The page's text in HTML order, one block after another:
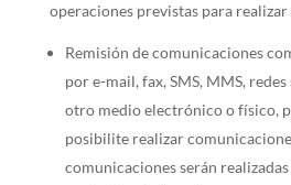
operaciones previstas para
Remisión de comunicaciones
por e-mail, fax, SMS, MMS,
otro medio electrónico o físico,
posibilite realizar
comunicaciones serán